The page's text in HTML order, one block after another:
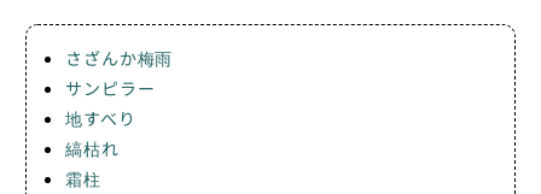
さざんか梅雨
サンピラー
地すべり
縞枯れ
霜柱